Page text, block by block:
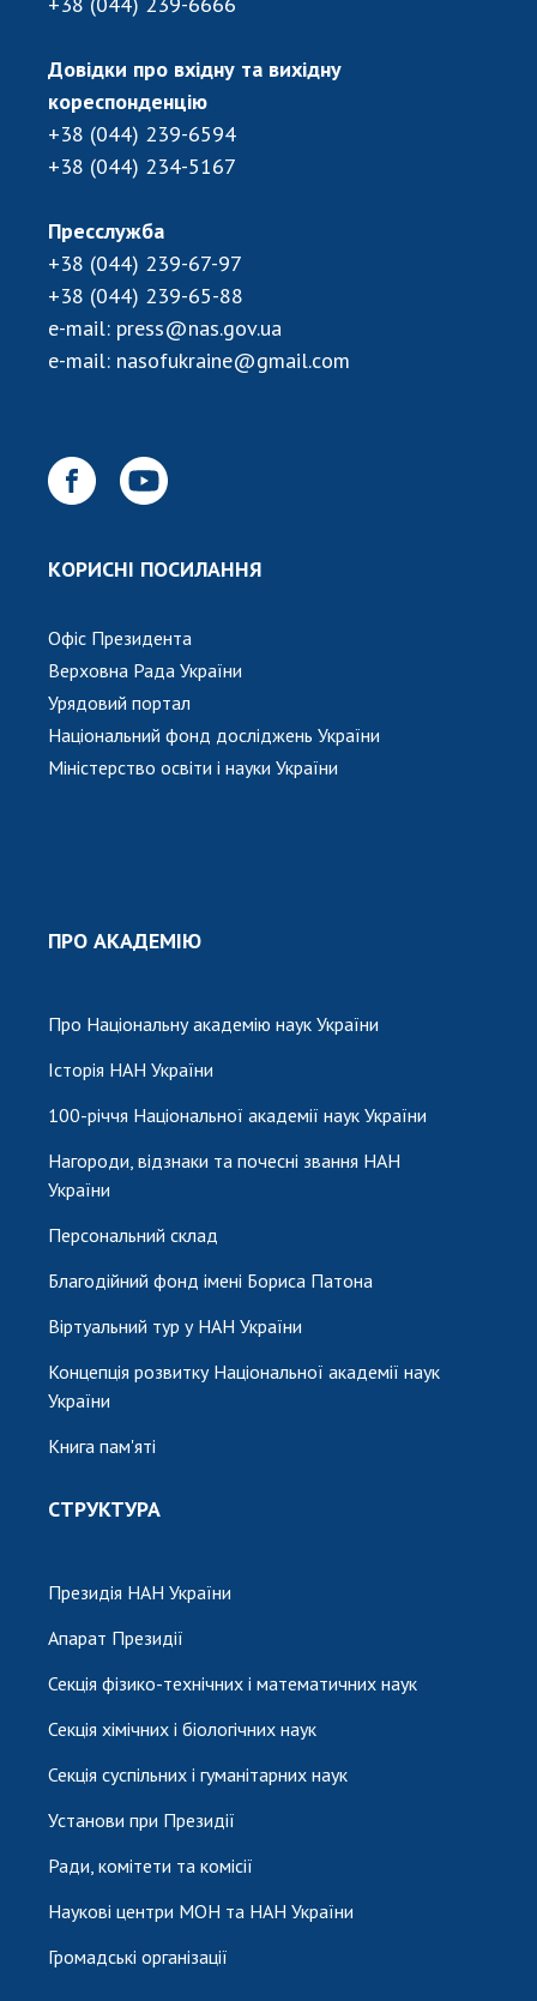
Довідки про вхідну та вихідну
кореспонденцію
+38 (044) 239-6594
+38 (044) 234-5167
Пресслужба
+38 (044) 239-67-97
+38 (044) 239-65-88
e-mail: press@nas.gov.ua
e-mail: nasofukraine@gmail.com
КОРИСНІ ПОСИЛАННЯ
Офіс Президента
Верховна Рада України
Урядовий портал
Національний фонд досліджень України
Міністерство освіти і науки України
ПРО АКАДЕМІЮ
Про Національну академію наук України
Історія НАН України
100-річчя Національної академії наук України
Нагороди, відзнаки та почесні звання НАН
України
Персональний склад
Благодійний фонд імені Бориса Патона
Віртуальний тур у НАН України
Концепція розвитку Національної академії наук
України
Книга пам'яті
СТРУКТУРА
Президія НАН України
Апарат Президії
Секція фізико-технічних і математичних наук
Секція хімічних і біологічних наук
Секція суспільних і гуманітарних наук
Установи при Президії
Ради, комітети та комісії
Наукові центри МОН та НАН України
Громадські організації